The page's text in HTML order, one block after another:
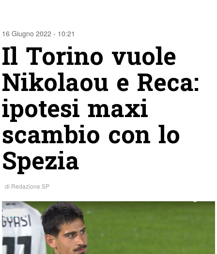
16 Giugno 2022 - 10:21
Il Torino vuole
Nikolaou e Reca:
ipotesi maxi
scambio con lo
Spezia
di Redazione SP